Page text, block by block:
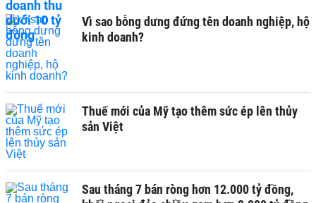
Vì sao bỗng dưng đứng tên doanh nghiệp, hộ
kinh doanh?
Thuế mới của Mỹ tạo thêm sức ép lên thủy
sản Việt
Sau tháng 7 bán ròng hơn 12.000 tỷ đồng,